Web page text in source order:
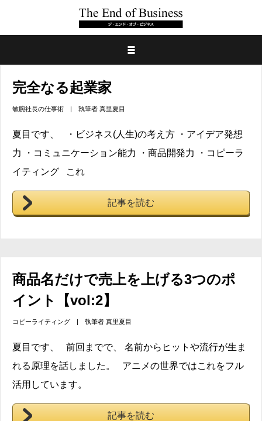
完全なる起業家
敏腕社長の仕事術 | 執筆者 真里夏目
夏目です、 ・ビジネス(人生)の考え方 ・アイデア発想
力 ・コミュニケーション能力 ・商品開発力 ・コピーラ
イティング これ
記事を読む
商品名だけで売上を上げる3つのポ
イント【vol:2】
コピーライティング | 執筆者 真里夏目
夏目です、 前回までで、 名前からヒットや流行が生ま
れる原理を話しました。 アニメの世界ではこれをフル
活用しています。
記事を読む